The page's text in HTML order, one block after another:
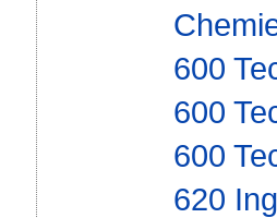
600
600
600
620